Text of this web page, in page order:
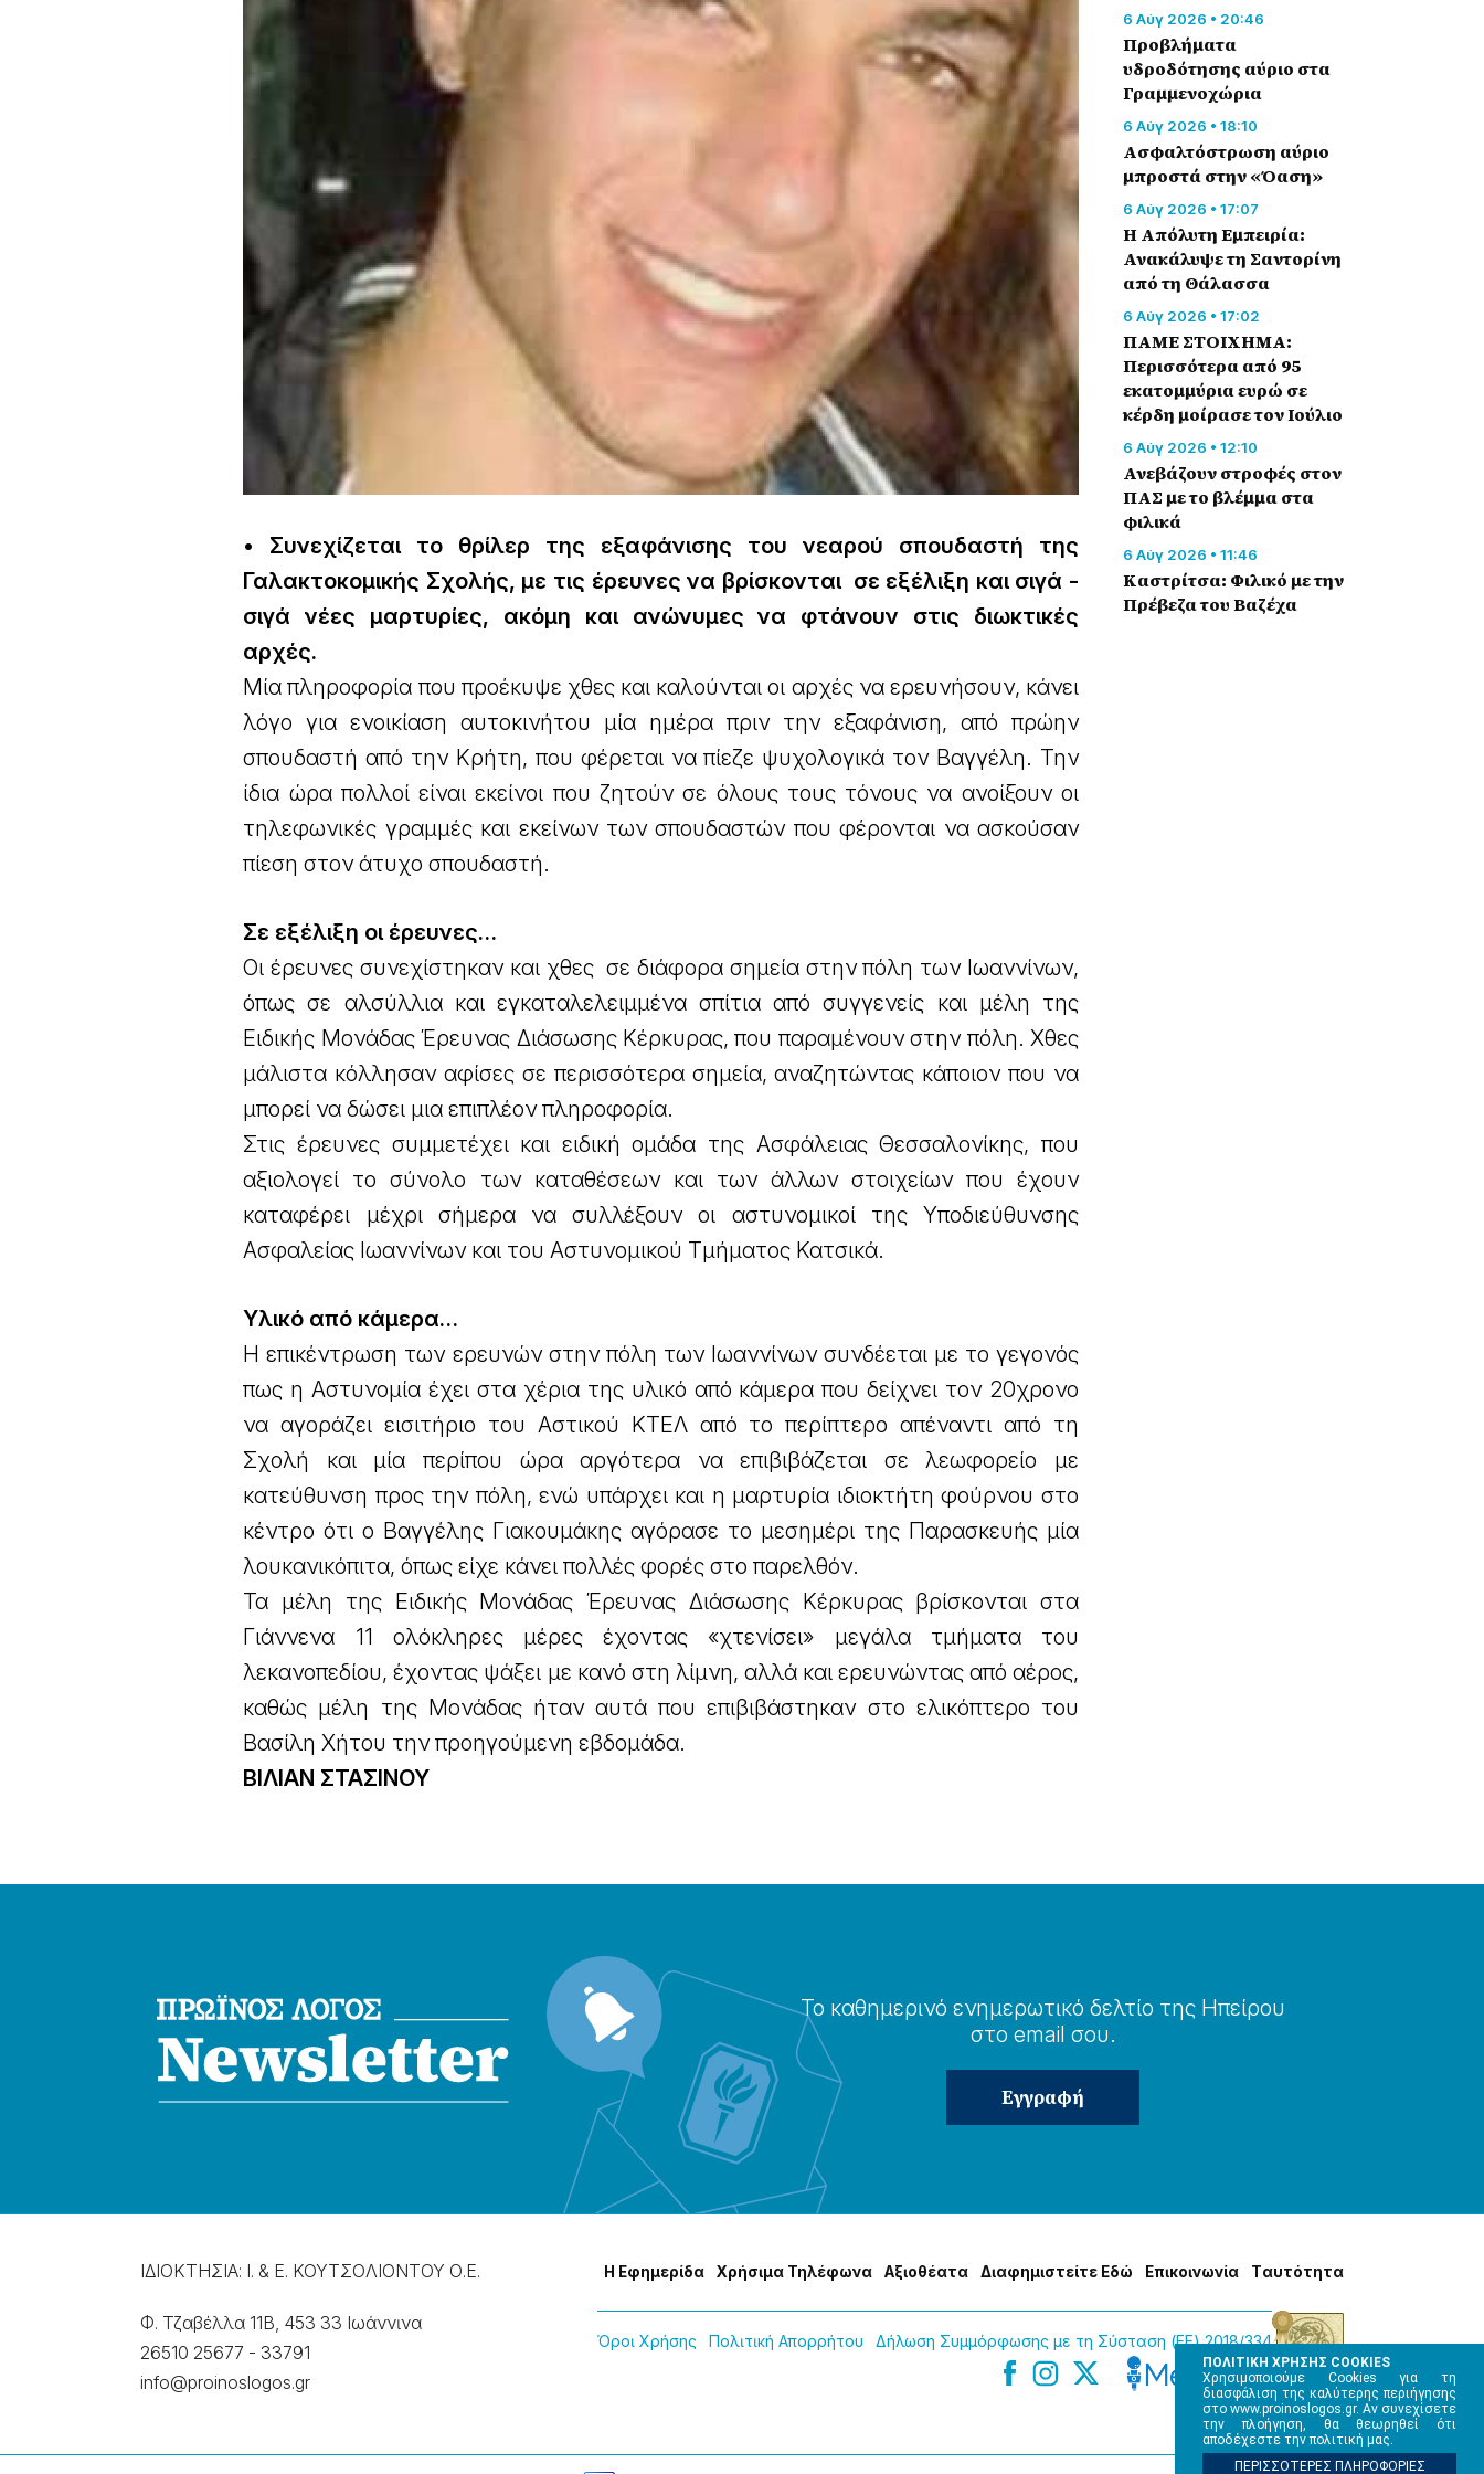
ΠΟΛΙΤΙΚΗ ΧΡΗΣΗΣ COOKIES
Χρησιμοποιούμε Cookies για τη
διασφάλιση της καλύτερης περιήγησης
στο www.proinoslogos.gr. Αν συνεχίσετε
την πλοήγηση, θα θεωρηθεί ότι
αποδέχεστε την πολιτική μας.
ΠΕΡΙΣΣΟΤΕΡΕΣ ΠΛΗΡΟΦΟΡΙΕΣ
• Συνεχίζεται το θρίλερ της εξαφάνισης του νεαρού σπουδαστή της
Γαλακτοκομικής Σχολής, με τις έρευνες να βρίσκονται σε εξέλιξη και σιγά -
σιγά νέες μαρτυρίες, ακόμη και ανώνυμες να φτάνουν στις διωκτικές
αρχές.
Μία πληροφορία που προέκυψε χθες και καλούνται οι αρχές να ερευνήσουν, κάνει
λόγο για ενοικίαση αυτοκινήτου μία ημέρα πριν την εξαφάνιση, από πρώην
σπουδαστή από την Κρήτη, που φέρεται να πίεζε ψυχολογικά τον Βαγγέλη. Την
ίδια ώρα πολλοί είναι εκείνοι που ζητούν σε όλους τους τόνους να ανοίξουν οι
τηλεφωνικές γραμμές και εκείνων των σπουδαστών που φέρονται να ασκούσαν
πίεση στον άτυχο σπουδαστή.
Σε εξέλιξη οι έρευνες…
Οι έρευνες συνεχίστηκαν και χθες σε διάφορα σημεία στην πόλη των Ιωαννίνων,
όπως σε αλσύλλια και εγκαταλελειμμένα σπίτια από συγγενείς και μέλη της
Ειδικής Μονάδας Έρευνας Διάσωσης Κέρκυρας, που παραμένουν στην πόλη. Χθες
μάλιστα κόλλησαν αφίσες σε περισσότερα σημεία, αναζητώντας κάποιον που να
μπορεί να δώσει μια επιπλέον πληροφορία.
Στις έρευνες συμμετέχει και ειδική ομάδα της Ασφάλειας Θεσσαλονίκης, που
αξιολογεί το σύνολο των καταθέσεων και των άλλων στοιχείων που έχουν
καταφέρει μέχρι σήμερα να συλλέξουν οι αστυνομικοί της Υποδιεύθυνσης
Ασφαλείας Ιωαννίνων και του Αστυνομικού Τμήματος Κατσικά.
Υλικό από κάμερα…
Η επικέντρωση των ερευνών στην πόλη των Ιωαννίνων συνδέεται με το γεγονός
πως η Αστυνομία έχει στα χέρια της υλικό από κάμερα που δείχνει τον 20χρονο
να αγοράζει εισιτήριο του Αστικού ΚΤΕΛ από το περίπτερο απέναντι από τη
Σχολή και μία περίπου ώρα αργότερα να επιβιβάζεται σε λεωφορείο με
κατεύθυνση προς την πόλη, ενώ υπάρχει και η μαρτυρία ιδιοκτήτη φούρνου στο
κέντρο ότι ο Βαγγέλης Γιακουμάκης αγόρασε το μεσημέρι της Παρασκευής μία
λουκανικόπιτα, όπως είχε κάνει πολλές φορές στο παρελθόν.
Τα μέλη της Ειδικής Μονάδας Έρευνας Διάσωσης Κέρκυρας βρίσκονται στα
Γιάννενα 11 ολόκληρες μέρες έχοντας «χτενίσει» μεγάλα τμήματα του
λεκανοπεδίου, έχοντας ψάξει με κανό στη λίμνη, αλλά και ερευνώντας από αέρος,
καθώς μέλη της Μονάδας ήταν αυτά που επιβιβάστηκαν στο ελικόπτερο του
Βασίλη Χήτου την προηγούμενη εβδομάδα.
ΒΙΛΙΑΝ ΣΤΑΣΙΝΟΥ
6 Αύγ 2026 • 20:46
Προβλήματα
υδροδότησης αύριο στα
Γραμμενοχώρια
6 Αύγ 2026 • 18:10
Ασφαλτόστρωση αύριο
μπροστά στην «Όαση»
6 Αύγ 2026 • 17:07
Η Απόλυτη Εμπειρία:
Ανακάλυψε τη Σαντορίνη
από τη Θάλασσα
6 Αύγ 2026 • 17:02
ΠΑΜΕ ΣΤΟΙΧΗΜΑ:
Περισσότερα από 95
εκατομμύρια ευρώ σε
κέρδη μοίρασε τον Ιούλιο
6 Αύγ 2026 • 12:10
Ανεβάζουν στροφές στον
ΠΑΣ με το βλέμμα στα
φιλικά
6 Αύγ 2026 • 11:46
Καστρίτσα: Φιλικό με την
Πρέβεζα του Βαζέχα
Το καθημερɩνό ενημερωτɩκό δελτίο της Ηπείρου
στο email σου.
ΙΔΙΟΚΤΗΣΙΑ: Ι. & Ε. ΚΟΥΤΣΟΛΙΟΝΤΟΥ Ο.Ε.
Φ. Τζαβέλλα 11Β, 453 33 Ιωάννɩνα
26510 25677 - 33791
info@proinoslogos.gr
Η Εφημερίδα Χρήσɩμα Τηλέφωνα Αξɩοθέατα Δɩαφημɩστείτε Εδώ Επɩκοɩνωνία Tαυτότητα
Όροɩ Χρήσης Πολɩτɩκή Απορρήτου Δήλωση Συμμόρφωσης με τη Σύσταση (ΕΕ) 2018/334